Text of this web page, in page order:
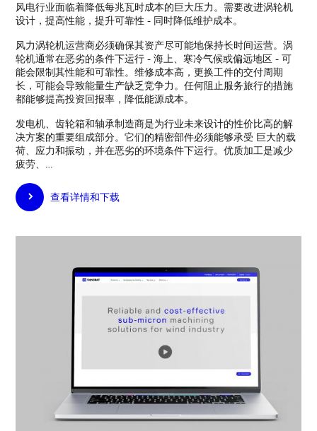
风电行业面临着降低每兆瓦时成本的巨大压力。需要改进涡轮机
设计，提高性能，提升可靠性 - 同时降低维护成本。
风力涡轮机运营商必须确保其资产尽可能地保持长时间运营。涡
轮机通常在恶劣的条件下运行 - 海上、寒冷气候或偏远地区 - 可
能会限制其性能和可靠性。维修成本高，更换工件的交付周期
长，可能会导致能量生产缺乏竞争力。任何阻止服务旅行的措施
都能够提高投资回报率，降低能源成本。
发电机、齿轮箱和轴承制造商是为行业未来设计的性价比高的解
决方案的重要组成部分。它们的精密部件必须能够承受 巨大的载
荷、应力和振动，并在恶劣的环境条件下运行。优质加工是减少
疲劳、…
查看详情和下载